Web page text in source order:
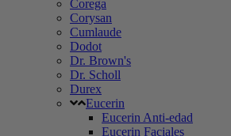
Corega
Corysan
Cumlaude
Dodot
Dr. Brown's
Dr. Scholl
Durex
Eucerin
Eucerin Anti-edad
Eucerin Faciales